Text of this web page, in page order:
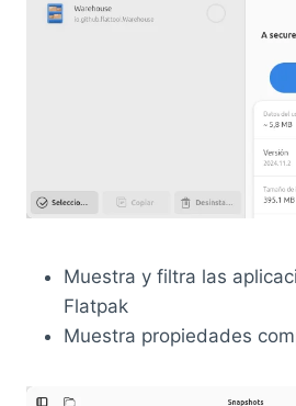
Muestra y filtra las
Flatpak
Muestra propiedades